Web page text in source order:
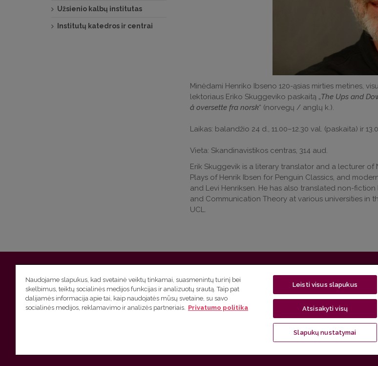
Minėdami Henriko Ibseno 120-ąsias mirties metines,
lektoriaus Eriko Skuggeviko paskaitą „The Ups and
å oversette fra norsk“ (norvegų / anglų k.).
Laikas: balandžio 24 d., 11.00–12.30 val. (paskaita) ir
Vieta: Skandinavistikos centras, 314 aud.
Erik Skuggevik is a literary translator and a lecturer
Plays of Henrik Ibsen for Penguin Classics, and
and Levi Henriksen. He has also translated non-
and Communication Theory at various universities in
UCL.
Užsienio kalbų institutas
Institutų katedros ir centrai
Vilniaus universitetas Filologijos fakultetas | Universiteto g. 5, LT-01131 Vilnius
Studijų skyriaus(studijų ir tvarkaraščio klausimai) tel. (0 5) 268 7208 | El. paštasstudijos@flf.vu.lt
Administracijos(personalo, auditorijų ir komunikacijos klausimai) tel. (0 5) 268 7207 | El. paštasflf@flf.vu.lt
https://www.flf.vu.lt/lsk| El. paštas
Naudojame slapukus, kad svetainė veiktų tinkamai, suasmenintų turinį bei
skelbimus, teiktų socialinės medijos funkcijas ir analizuotų srautą. Taip pat
dalijamės informacija apie tai, kaip naudojatės mūsų svetaine, su savo
socialinės medijos, reklamavimo ir analizės partneriais. Privatumo politika
Leisti visus slapukus
Atsisakyti visų
Slapukų nustatymai